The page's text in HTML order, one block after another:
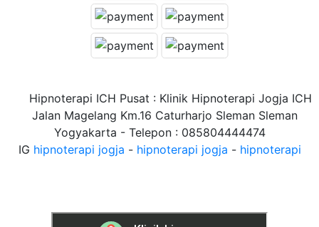
Hipnoterapi ICH Pusat : Klinik Hipnoterapi Jogja ICH
Jalan Magelang Km.16 Caturharjo Sleman Sleman
Yogyakarta - Telepon : 085804444474
IG hipnoterapi jogja - hipnoterapi jogja - hipnoterapi